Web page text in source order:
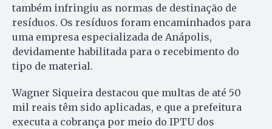
também infringiu as normas de destinação de
resíduos. Os resíduos foram encaminhados para
uma empresa especializada de Anápolis,
devidamente habilitada para o recebimento do
tipo de material.
Wagner Siqueira destacou que multas de até 50
mil reais têm sido aplicadas, e que a prefeitura
executa a cobrança por meio do IPTU dos